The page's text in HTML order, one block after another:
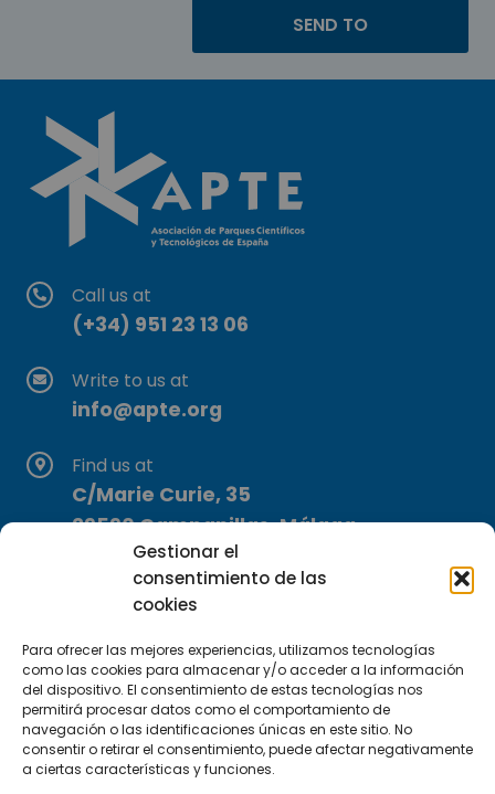
Gestionar el
consentimiento de las
cookies
Para ofrecer las mejores experiencias, utilizamos tecnologías
como las cookies para almacenar y/o acceder a la información
del dispositivo. El consentimiento de estas tecnologías nos
permitirá procesar datos como el comportamiento de
navegación o las identificaciones únicas en este sitio. No
consentir o retirar el consentimiento, puede afectar negativamente
a ciertas características y funciones.
Call us at
(+34) 951 23 13 06
Write to us at
info@apte.org
Find us at
C/Marie Curie, 35
29590 Campanillas, Málaga
Subscribe to our Newsletter
SUBSCRIBE HERE